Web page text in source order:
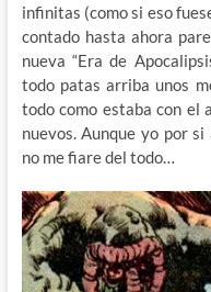
infinitas (como si eso
contado hasta ahora
nueva “Era de
todo patas arriba unos
todo como estaba con el
nuevos. Aunque yo por
no me fiare del todo…